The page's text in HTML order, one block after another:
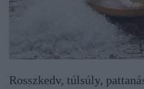
Rosszkedv, túlsúly,